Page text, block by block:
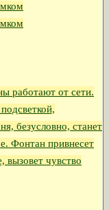
работают от сети.
безусловно, станет
Фонтан привнесет
вызовет чувство